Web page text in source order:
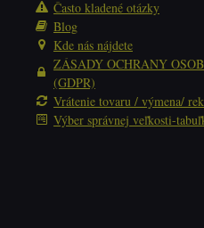
Často kladené otázky
Blog
Kde nás nájdete
ZÁSADY OCHRANY
(GDPR)
Vrátenie tovaru / výmena/
Výber správnej veľkosti-